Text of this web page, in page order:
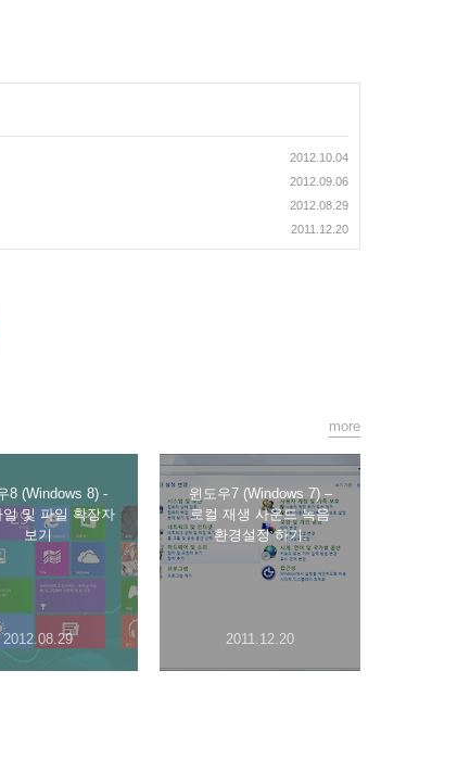
2012.10.04
2012.09.06
2012.08.29
2011.12.20
8 (Windows 8) -
일 및 파일 확장자
보기
2012.08.29
윈도우7 (Windows 7) –
로컬 재생 사운드 녹음
환경설정 하기.
2011.12.20
more